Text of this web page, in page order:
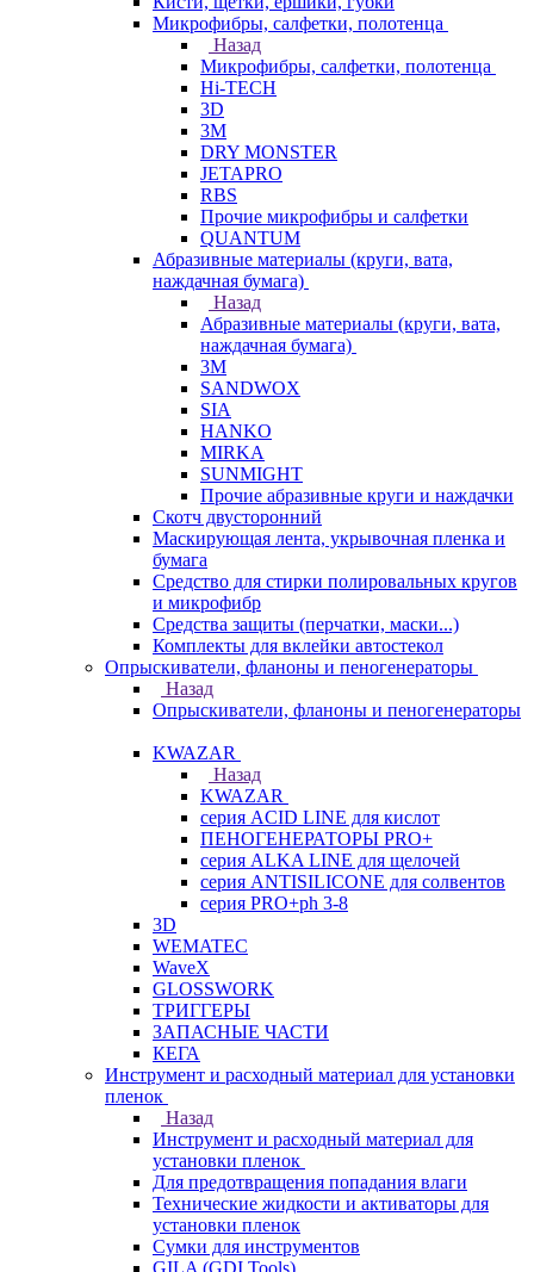
Микрофибры, салфетки, полотенца
Назад
Микрофибры, салфетки, полотенца
Hi-TECH
3D
3М
DRY MONSTER
JETAPRO
RBS
Прочие микрофибры и салфетки
QUANTUM
Абразивные материалы (круги, вата,
наждачная бумага)
Назад
Абразивные материалы (круги, вата,
наждачная бумага)
3М
SANDWOX
SIA
HANKO
MIRKA
SUNMIGHT
Прочие абразивные круги и наждачки
Скотч двусторонний
Маскирующая лента, укрывочная пленка и
бумага
Средство для стирки полировальных кругов
и микрофибр
Средства защиты (перчатки, маски...)
Комплекты для вклейки автостекол
Опрыскиватели, фланоны и пеногенераторы
Назад
Опрыскиватели, фланоны и пеногенераторы
KWAZAR
Назад
KWAZAR
серия ACID LINE для кислот
ПЕНОГЕНЕРАТОРЫ PRO+
серия ALKA LINE для щелочей
серия ANTISILICONE для солвентов
серия PRO+ph 3-8
3D
WEMATEC
WaveX
GLOSSWORK
ТРИГГЕРЫ
ЗАПАСНЫЕ ЧАСТИ
КЕГА
Инструмент и расходный материал для установки
пленок
Назад
Инструмент и расходный материал для
установки пленок
Для предотвращения попадания влаги
Технические жидкости и активаторы для
установки пленок
Сумки для инструментов
GILA (GDI Tools)